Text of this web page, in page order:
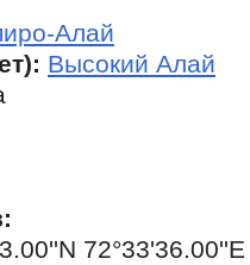
Алай
Высокий Алай
72°33'36.00''E